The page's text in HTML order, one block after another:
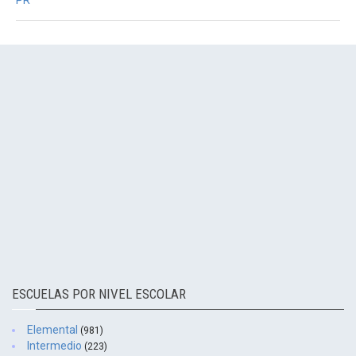
ESCUELAS POR NIVEL ESCOLAR
Elemental (981)
Intermedio (223)